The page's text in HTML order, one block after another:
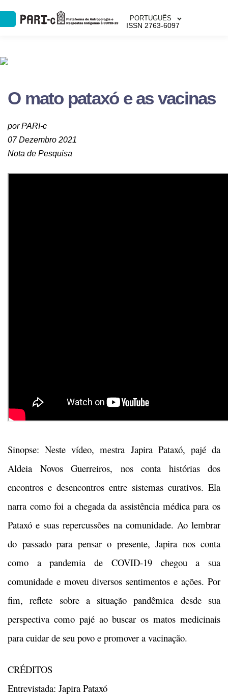
PORTUGUÊS
ISSN 2763-6097
O mato pataxó e as vacinas
por PARI-c
07 Dezembro 2021
Nota de Pesquisa
Sinopse: Neste vídeo, mestra Japira Pataxó, pajé da
Aldeia Novos Guerreiros, nos conta histórias dos
encontros e desencontros entre sistemas curativos. Ela
narra como foi a chegada da assistência médica para os
Pataxó e suas repercussões na comunidade. Ao lembrar
do passado para pensar o presente, Japira nos conta
como a pandemia de COVID-19 chegou a sua
comunidade e moveu diversos sentimentos e ações. Por
fim, reflete sobre a situação pandêmica desde sua
perspectiva como pajé ao buscar os matos medicinais
para cuidar de seu povo e promover a vacinação.
CRÉDITOS
Entrevistada: Japira Pataxó